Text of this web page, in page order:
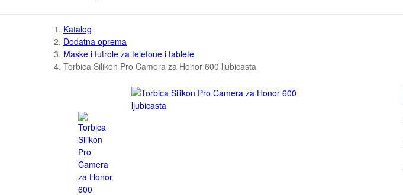
Katalog
Dodatna oprema
Maske i futrole za telefone i tablete
Torbica Silikon Pro Camera za Honor 600 ljubicasta